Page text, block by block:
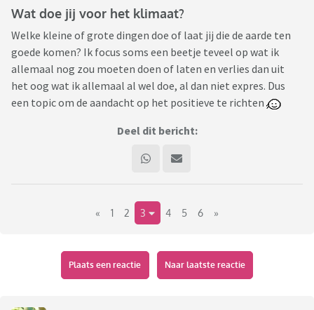
Wat doe jij voor het klimaat?
Welke kleine of grote dingen doe of laat jij die de aarde ten
goede komen? Ik focus soms een beetje teveel op wat ik
allemaal nog zou moeten doen of laten en verlies dan uit
het oog wat ik allemaal al wel doe, al dan niet expres. Dus
een topic om de aandacht op het positieve te richten
Deel dit bericht:
« 1 2 3 4 5 6 »
Plaats een reactie Naar laatste reactie